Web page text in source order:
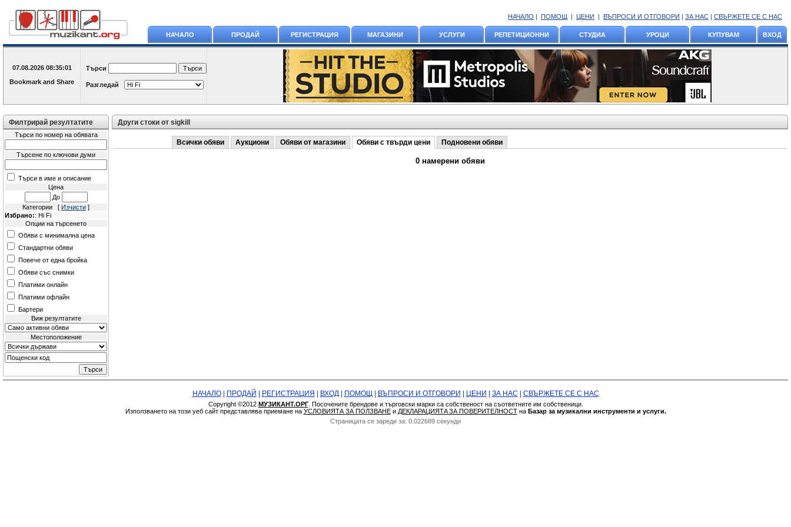
НАЧАЛО | ПОМОЩ | ЦЕНИ | ВЪПРОСИ И ОТГОВОРИ | ЗА НАС | СВЪРЖЕТЕ СЕ С НАС
НАЧАЛО ПРОДАЙ РЕГИСТРАЦИЯ МАГАЗИНИ УСЛУГИ РЕПЕТИЦИОННИ СТУДИА УРОЦИ КУПУВАМ ВХОД
07.08.2026 08:35:01 Търси
Разгледай
Филтрирай резултатите
Търси по номер на обявата
Търсене по ключови думи
Търси в име и описание
Цена
До
Категории [ Изчисти ]
Избрано:: Hi Fi
Опции на търсенето
Обяви с минимална цена
Стандартни обяви
Повече от една бройка
Обяви със снимки
Платими онлайн
Платими офлайн
Бартери
Виж резултатите
Местоположение
Други стоки от sigkill
Всички обяви Аукциони Обяви от магазини Обяви с твърди цени Подновени обяви
0 намерени обяви
НАЧАЛО| ПРОДАЙ РЕГИСТРАЦИЯ ВХОД| ПОМОЩ| ВЪПРОСИ И ОТГОВОРИ ЦЕНИ ЗА НАС СВЪРЖЕТЕ СЕ С НАС
Copyright ©2012 МУЗИКАНТ.ОРГ. Посочените брендове и търговски марки са собственост на съответните им собственици.
Използването на този уеб сайт представлява приемане на УСЛОВИЯТА ЗА ПОЛЗВАНЕи ДЕКЛАРАЦИЯТA ЗА ПОВЕРИТЕЛНОСТна Базар за музикални инструменти и услуги.
Страницата се зареди за: 0.022689 секунди